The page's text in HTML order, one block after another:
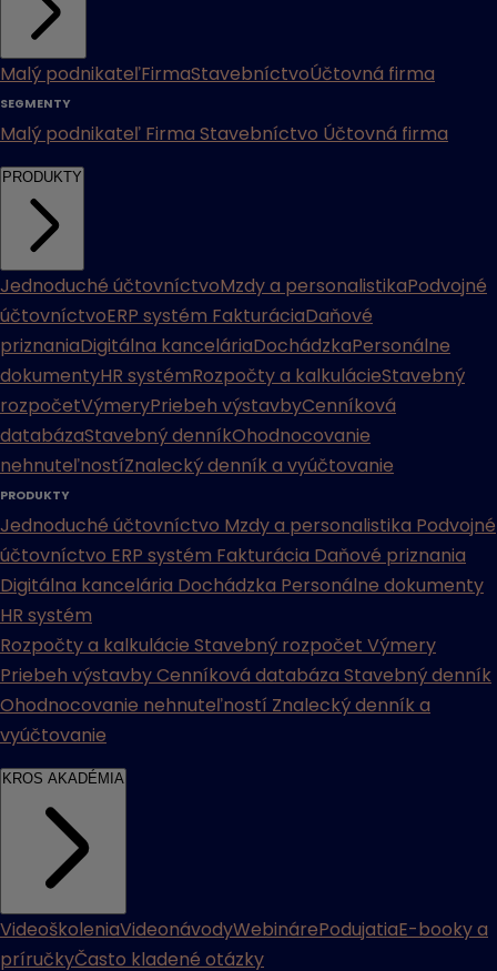
Malý podnikateľFirmaStavebníctvoÚčtovná firma
SEGMENTY
Malý podnikateľ Firma Stavebníctvo Účtovná firma
PRODUKTY
Jednoduché účtovníctvoMzdy a personalistikaPodvojné
účtovníctvoERP systém FakturáciaDaňové
priznaniaDigitálna kanceláriaDochádzkaPersonálne
dokumentyHR systémRozpočty a kalkulácieStavebný
rozpočetVýmeryPriebeh výstavbyCenníková
databázaStavebný denníkOhodnocovanie
nehnuteľnostíZnalecký denník a vyúčtovanie
PRODUKTY
Jednoduché účtovníctvo Mzdy a personalistika Podvojné
účtovníctvo ERP systém Fakturácia Daňové priznania
Digitálna kancelária Dochádzka Personálne dokumenty
HR systém
Rozpočty a kalkulácie Stavebný rozpočet Výmery
Priebeh výstavbyCenníková databáza Stavebný denník
Ohodnocovanie nehnuteľností Znalecký denník a
vyúčtovanie
KROS AKADÉMIA
VideoškoleniaVideonávodyWebinárePodujatiaE-booky a
príručkyČasto kladené otázky